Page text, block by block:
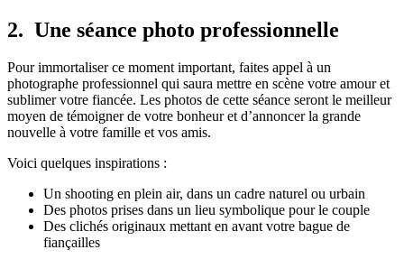
2. Une séance photo professionnelle
Pour immortaliser ce moment important, faites appel à un
photographe professionnel qui saura mettre en scène votre amour et
sublimer votre fiancée. Les photos de cette séance seront le meilleur
moyen de témoigner de votre bonheur et d’annoncer la grande
nouvelle à votre famille et vos amis.
Voici quelques inspirations :
Un shooting en plein air, dans un cadre naturel ou urbain
Des photos prises dans un lieu symbolique pour le couple
Des clichés originaux mettant en avant votre bague de
fiançailles